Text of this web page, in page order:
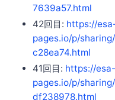
7639a57.html
42回目: https://
pages.io/p/
c28ea74.html
41回目: https://esa-
pages.io/p/
df238978.html